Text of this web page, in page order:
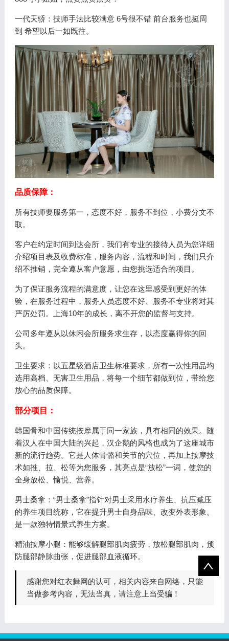
一代天骄：技师手法比较满意 6号很不错 前台服务也挺周
到 希望以后一如既往。
品质保障：
所有技师要服务第一，态度不好，服务不到位，小费分文不
取。
客户在约定时间到达会所，我们有专业的接待人员为您详细
介绍项目表及收费标准，服务内容，流程和时间，我们只介
绍不推销，完全遵从客户意愿，由您挑选适合的项目。
为了保证服务流程的满意度，让您在这里感受到更好的体
验，在服务过程中，服务人员态度不好、服务不专业将对其
严厉处罚。上海10年的成长，离不开您的监督与支持。
公司多年遵从以休闲会所服务求生存，以态度赢得你的回
头。
卫生要求：以五星级酒店卫生标准要求，所有一次性用品均
选用高档、无害卫生用品，将每一个细节都做到位，带给您
放心的品质保障。
部分项目：
韩国骨和中国传统按摩属于同一家族，具有相同的效果。随
着汉人在中国大陆的兴起，汉企鹅的风格也成为了这座城市
新的流行趋势。它是人体骨骼和关节的穴位，再加上按摩技
术如推、拉、松等为您服务，其亮点是“放松”一词，使您的
全身放松、愉悦、营养。
男士桑拿：“男士桑拿”指针对男士采用水疗养生、抗压减压
的养生项目统称，它在提升男士自身品味、改变外表形象。
是一款独特情景式养生方案。
精油按摩小腿：能够缓解腿部肌肉疲劳，放松腿部肌肉，预
防腿部静脉曲张，促进腿部血液循环。
感谢您对红衣舞网的认可，相关内容来自网络，只能
当做参考内容，无法当真，请注意上当受骗！